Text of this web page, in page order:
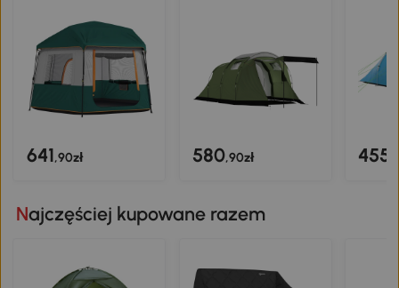
641,90zł 580,90zł 455
Najczęściej kupowane razem